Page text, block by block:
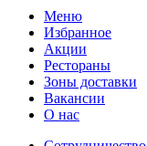
Меню
Избранное
Акции
Рестораны
Зоны доставки
Вакансии
О нас